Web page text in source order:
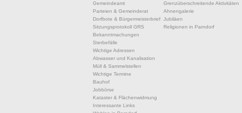
Gemeindeamt
Parteien & Gemeinderat
Dorfbote & Bürgermeisterbrief
Sitzungsprotokoll GRS
Bekanntmachungen
Sterbefälle
Wichtige Adressen
Abwasser und Kanalisation
Müll & Sammelstellen
Wichtige Termine
Bauhof
Jobbörse
Kataster & Flächenwidmung
Interessante Links
Grenzüberschreitende Aktivitäten
Ahnengalerie
Jubiläen
Religionen in Parndorf